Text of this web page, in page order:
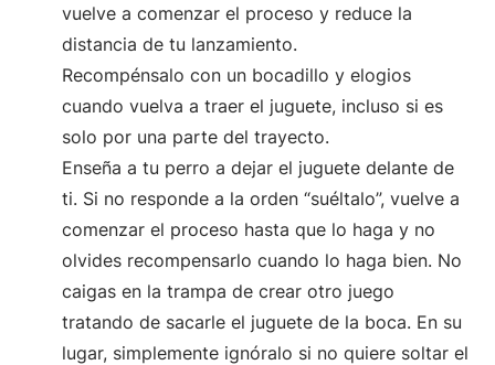
vuelve a comenzar el proceso y reduce la
distancia de tu lanzamiento.
Recompénsalo con un bocadillo y elogios
cuando vuelva a traer el juguete, incluso si es
solo por una parte del trayecto.
Enseña a tu perro a dejar el juguete delante de
ti. Si no responde a la orden “suéltalo”, vuelve a
comenzar el proceso hasta que lo haga y no
olvides recompensarlo cuando lo haga bien. No
caigas en la trampa de crear otro juego
tratando de sacarle el juguete de la boca. En su
lugar, simplemente ignóralo si no quiere soltar el